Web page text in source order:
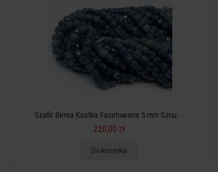
Szafir Birma Kostka Fasetowana 5 mm Sznu...
220,00 zł
Do koszyka